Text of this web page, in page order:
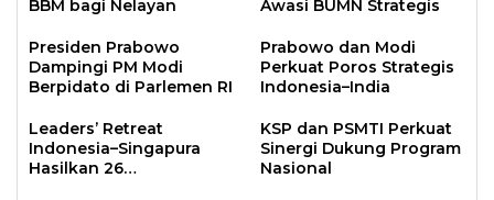
BBM bagi Nelayan
Awasi BUMN Strategis
Presiden Prabowo
Dampingi PM Modi
Berpidato di Parlemen RI
Prabowo dan Modi
Perkuat Poros Strategis
Indonesia–India
Leaders’ Retreat
Indonesia–Singapura
Hasilkan 26
KSP dan PSMTI Perkuat
Sinergi Dukung Program
Nasional